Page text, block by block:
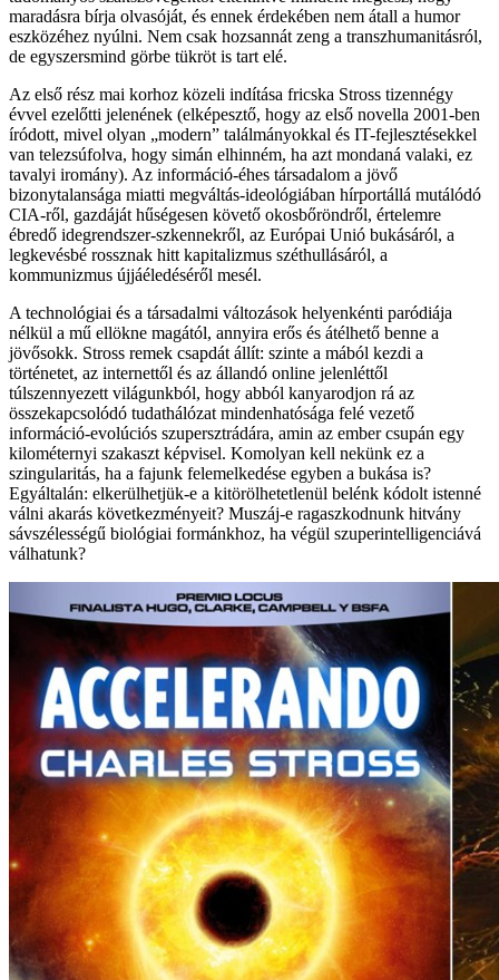
maradásra bírja olvasóját, és ennek érdekében nem átall a humor
eszközéhez nyúlni. Nem csak hozsannát zeng a transzhumanitásról,
de egyszersmind görbe tükröt is tart elé.
Az első rész mai korhoz közeli indítása fricska Stross tizennégy
évvel ezelőtti jelenének (elképesztő, hogy az első novella 2001-ben
íródott, mivel olyan „modern” találmányokkal és IT-fejlesztésekkel
van telezsúfolva, hogy simán elhinném, ha azt mondaná valaki, ez
tavalyi iromány). Az információ-éhes társadalom a jövő
bizonytalansága miatti megváltás-ideológiában hírportállá mutálódó
CIA-ről, gazdáját hűségesen követő okosbőröndről, értelemre
ébredő idegrendszer-szkennekről, az Európai Unió bukásáról, a
legkevésbé rossznak hitt kapitalizmus széthullásáról, a
kommunizmus újjáéledéséről mesél.
A technológiai és a társadalmi változások helyenkénti paródiája
nélkül a mű ellökne magától, annyira erős és átélhető benne a
jövősokk. Stross remek csapdát állít: szinte a mából kezdi a
történetet, az internettől és az állandó online jelenléttől
túlszennyezett világunkból, hogy abból kanyarodjon rá az
összekapcsolódó tudathálózat mindenhatósága felé vezető
információ-evolúciós szupersztrádára, amin az ember csupán egy
kilométernyi szakaszt képvisel. Komolyan kell nekünk ez a
szingularitás, ha a fajunk felemelkedése egyben a bukása is?
Egyáltalán: elkerülhetjük-e a kitörölhetetlenül belénk kódolt istenné
válni akarás következményeit? Muszáj-e ragaszkodnunk hitvány
sávszélességű biológiai formánkhoz, ha végül szuperintelligenciává
válhatunk?